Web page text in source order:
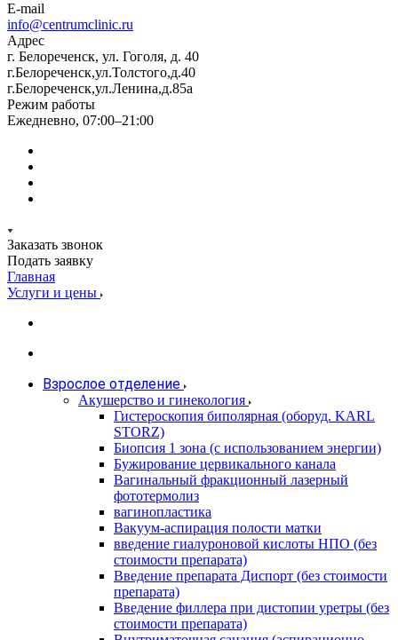
E-mail
info@centrumclinic.ru
Адрес
г. Белореченск, ул. Гоголя, д. 40
г.Белореченск,ул.Толстого,д.40
г.Белореченск,ул.Ленина,д.85а
Режим работы
Ежедневно, 07:00–21:00
Заказать звонок
Подать заявку
Главная
Услуги и цены
Взрослое отделение
Акушерство и гинекология
Гистероскопия биполярная (оборуд. KARL
STORZ)
Биопсия 1 зона (с использованием энергии)
Бужирование цервикального канала
Вагинальный фракционный лазерный
фототермолиз
вагинопластика
Вакуум-аспирация полости матки
введение гиалуроновой кислоты НПО (без
стоимости препарата)
Введение препарата Диспорт (без стоимости
препарата)
Введение филлера при дистопии уретры (без
стоимости препарата)